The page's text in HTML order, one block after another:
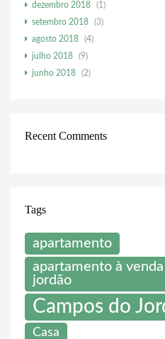
dezembro 2018
(1)
setembro 2018
(3)
agosto 2018
(4)
julho 2018
(9)
junho 2018
(2)
Recent Comments
Tags
apartamento
apartamento à
jordão
Campos do
Casa